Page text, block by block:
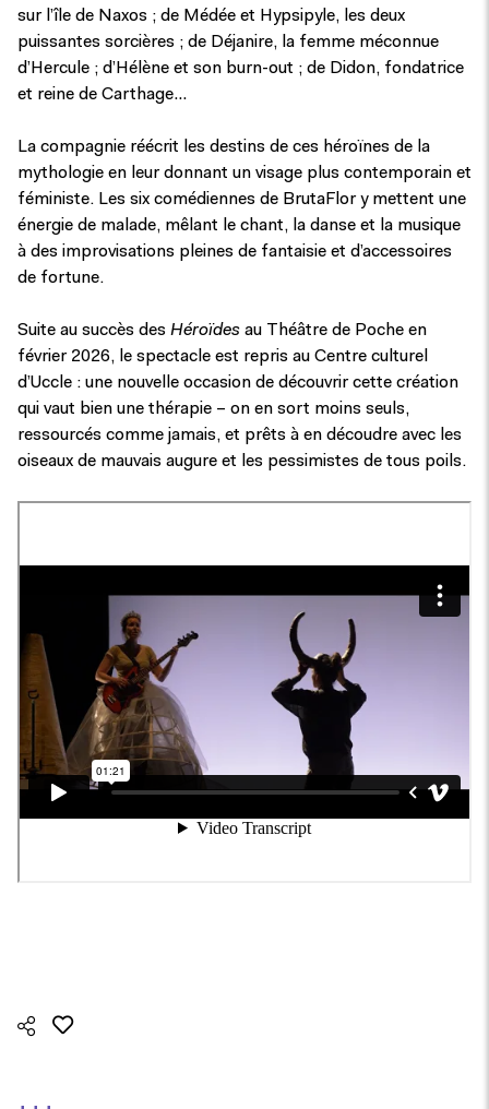
sur l’île de Naxos ; de Médée et Hypsipyle, les deux
puissantes sorcières ; de Déjanire, la femme méconnue
d’Hercule ; d’Hélène et son burn-out ; de Didon, fondatrice
et reine de Carthage…
La compagnie réécrit les destins de ces héroïnes de la
mythologie en leur donnant un visage plus contemporain et
féministe. Les six comédiennes de BrutaFlor y mettent une
énergie de malade, mêlant le chant, la danse et la musique
à des improvisations pleines de fantaisie et d’accessoires
de fortune.
Suite au succès des Héroïdes au Théâtre de Poche en
février 2026, le spectacle est repris au Centre culturel
d’Uccle : une nouvelle occasion de découvrir cette création
qui vaut bien une thérapie – on en sort moins seuls,
ressourcés comme jamais, et prêts à en découdre avec les
oiseaux de mauvais augure et les pessimistes de tous poils.